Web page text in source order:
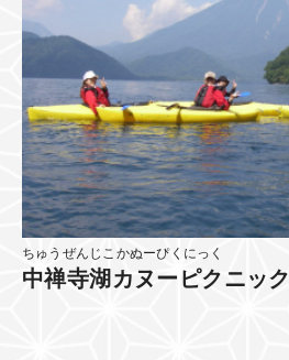
ちゅうぜんじこかぬーぴくにっく
中禅寺湖カヌーピクニック